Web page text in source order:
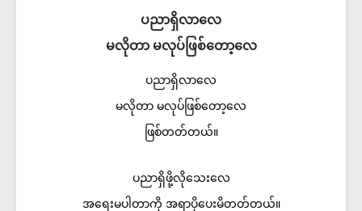
ပညာရှိလာလေ
မလိုတာ မလုပ်ဖြစ်တော့လေ
ပညာရှိလာလေ
မလိုတာ မလုပ်ဖြစ်တော့လေ
ဖြစ်တတ်တယ်။
ပညာရှိဖို့လိုသေးလေ
အရေးမပါတာကို အရာပိုပေးမိတတ်တယ်။